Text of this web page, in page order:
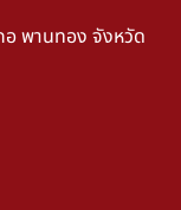
อ พานทอง จังหวัด